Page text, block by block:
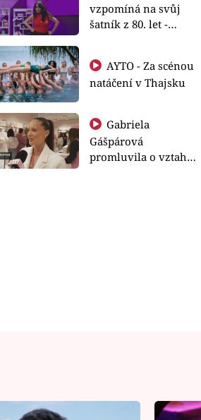
vzpomíná na svůj
šatník z 80. let -
natáčení v Thajsku
Gabriela
Gášpárová
promluvila o vztahu